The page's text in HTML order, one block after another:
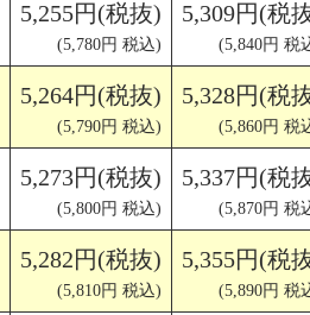
5,255円(税抜)
(5,780円 税込)
5,309円(税
(5,840円 税
5,264円(税抜)
(5,790円 税込)
5,328円(税
(5,860円 税
5,273円(税抜)
(5,800円 税込)
5,337円(税
(5,870円 税
5,282円(税抜)
(5,810円 税込)
5,355円(税
(5,890円 税